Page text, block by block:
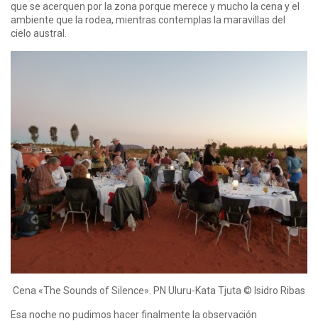
que se acerquen por la zona porque merece y mucho la cena y el
ambiente que la rodea, mientras contemplas la maravillas del
cielo austral.
Cena «The Sounds of Silence». PN Uluru-Kata Tjuta © Isidro Ribas
Esa noche no pudimos hacer finalmente la observación